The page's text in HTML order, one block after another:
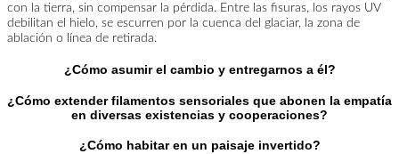
con la tierra, sin compensar la pérdida. Entre las fisuras, los rayos UV
debilitan el hielo, se escurren por la cuenca del glaciar, la zona de
ablación o línea de retirada.
¿Cómo asumir el cambio y entregarnos a él?
¿Cómo extender filamentos sensoriales que abonen la empatía
en diversas existencias y cooperaciones?
¿Cómo habitar en un paisaje invertido?